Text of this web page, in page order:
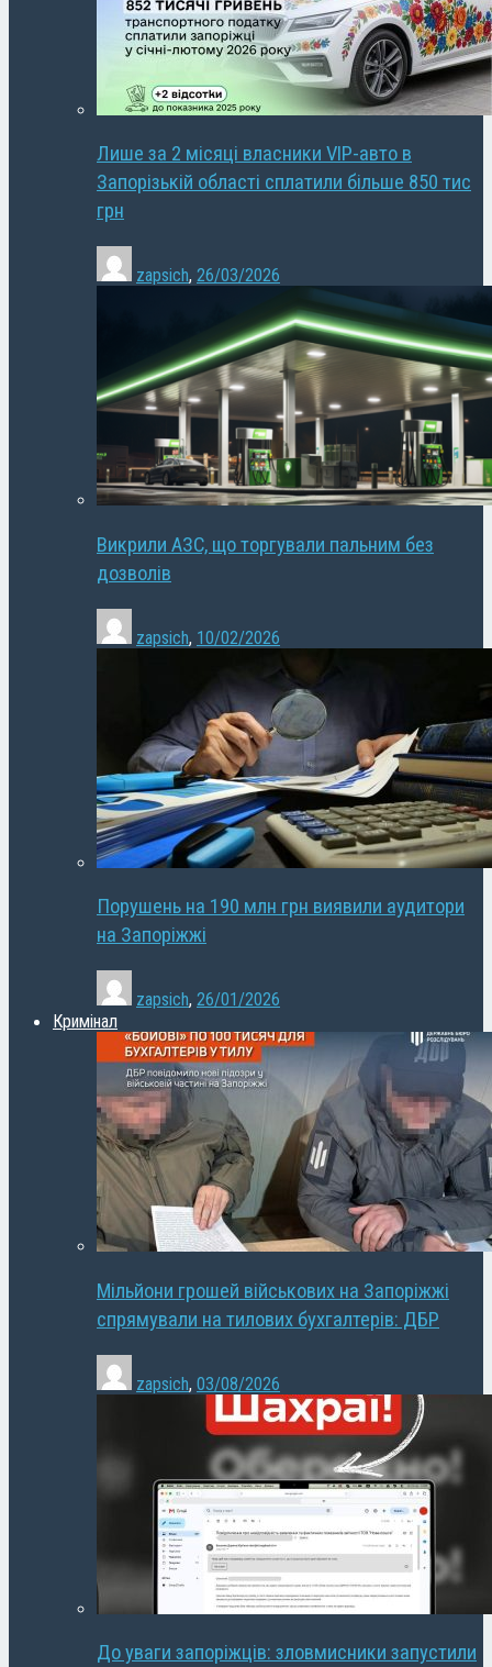
Лише за 2 місяці власники VIP-авто в
Запорізькій області сплатили більше 850 тис
грн
zapsich, 26/03/2026
Викрили АЗС, що торгували пальним без
дозволів
zapsich, 10/02/2026
Порушень на 190 млн грн виявили аудитори
на Запоріжжі
zapsich, 26/01/2026
Кримінал
Мільйони грошей військових на Запоріжжі
спрямували на тилових бухгалтерів: ДБР
zapsich, 03/08/2026
До уваги запоріжців: зловмисники запустили